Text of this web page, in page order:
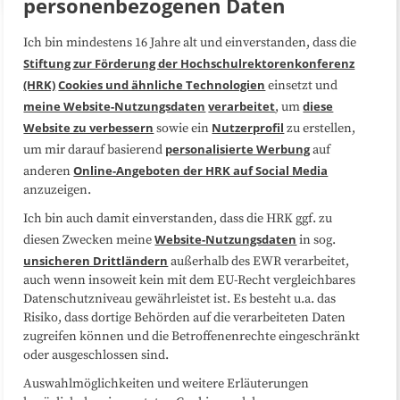
Über uns FAQ
Medienarbeit Kooperationen
Datenschutzerklärung Impressum
Sitemap
Folgen Sie uns
Ich bin mindestens 16 Jahre alt und einverstanden, dass die
Stiftung zur Förderung der Hochschulrektorenkonferenz
(HRK)Cookies und ähnliche Technologien einsetzt und
meine Website-Nutzungsdaten verarbeitet, umdiese
Website zu verbessern sowie ein Nutzerprofil zu erstellen,
um mir darauf basierend personalisierte Werbungauf
anderenOnline-Angeboten der HRK auf Social Media
anzuzeigen.
Ich bin auch damit einverstanden, dass die HRK ggf. zu
diesen Zwecken meineWebsite-Nutzungsdaten in sog.
unsicheren Drittländern außerhalb des EWR verarbeitet,
auch wenn insoweit kein mit dem EU-Recht vergleichbares
Datenschutzniveau gewährleistet ist. Es besteht u.a. das
Risiko, dass dortige Behörden auf die verarbeiteten Daten
zugreifen können und die Betroffenenrechte eingeschränkt
oder ausgeschlossen sind.
Auswahlmöglichkeiten und weitere Erläuterungen